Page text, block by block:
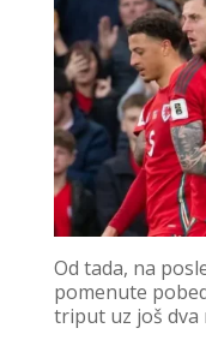
Od tada, na
pomenute
triput uz još dva